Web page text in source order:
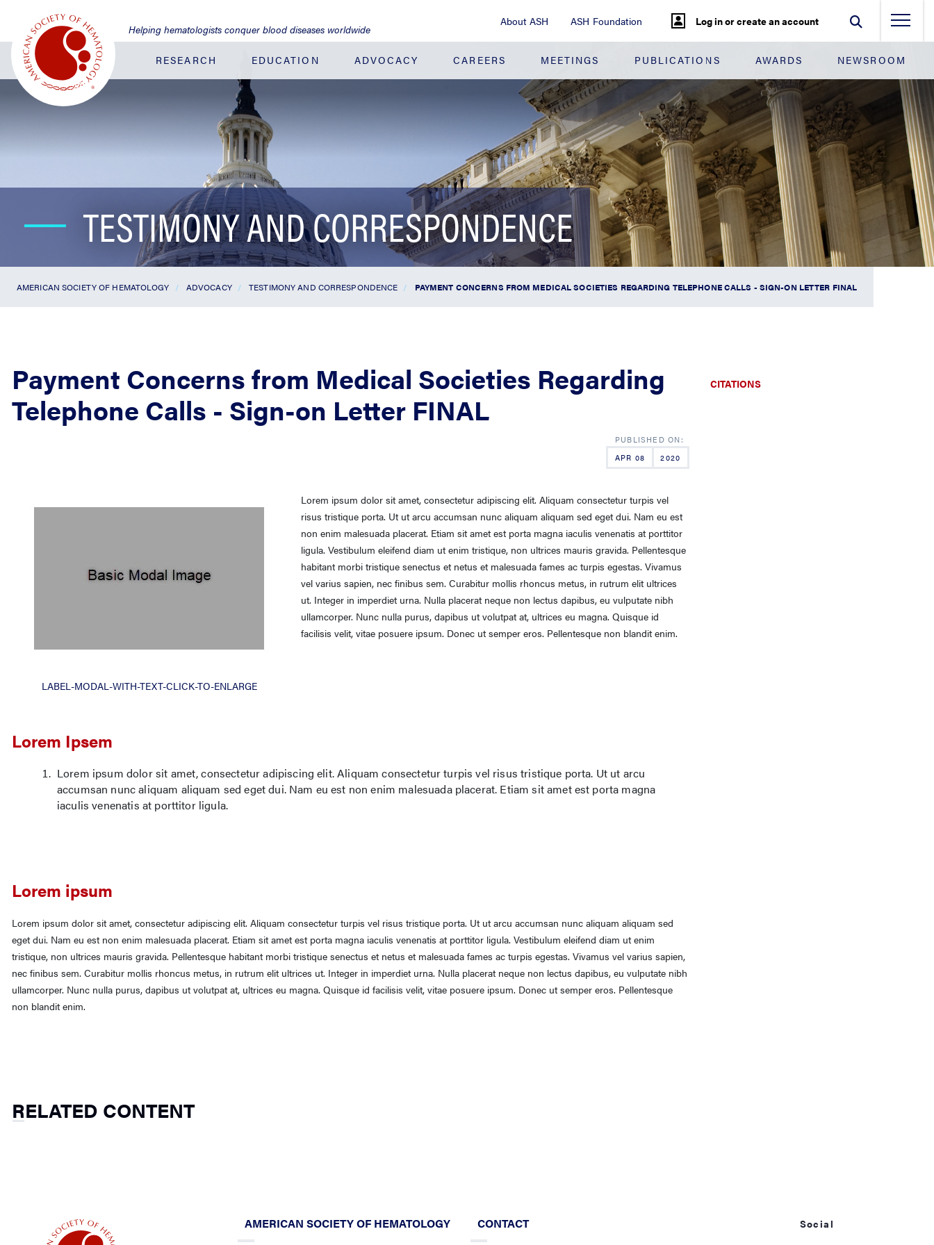
Main
Content
About ASH ASH Foundation Log in or create an account
Helping hematologists conquer blood diseases worldwide
RESEARCH EDUCATION ADVOCACY CAREERS MEETINGS PUBLICATIONS AWARDS NEWSROOM
TESTIMONY AND CORRESPONDENCE
AMERICAN SOCIETY OF HEMATOLOGY ADVOCACY TESTIMONY AND CORRESPONDENCE PAYMENT CONCERNS FROM MEDICAL SOCIETIES REGARDING TELEPHONE CALLS - SIGN-ON LETTER FINAL
Payment Concerns from Medical Societies Regarding
Telephone Calls - Sign-on Letter FINAL
APR 08 2020
LABEL-MODAL-WITH-TEXT-CLICK-TO-ENLARGE
Lorem ipsum dolor sit amet, consectetur adipiscing elit. Aliquam consectetur turpis vel
risus tristique porta. Ut ut arcu accumsan nunc aliquam aliquam sed eget dui. Nam eu est
non enim malesuada placerat. Etiam sit amet est porta magna iaculis venenatis at porttitor
ligula. Vestibulum eleifend diam ut enim tristique, non ultrices mauris gravida. Pellentesque
habitant morbi tristique senectus et netus et malesuada fames ac turpis egestas. Vivamus
vel varius sapien, nec finibus sem. Curabitur mollis rhoncus metus, in rutrum elit ultrices
ut. Integer in imperdiet urna. Nulla placerat neque non lectus dapibus, eu vulputate nibh
ullamcorper. Nunc nulla purus, dapibus ut volutpat at, ultrices eu magna. Quisque id
facilisis velit, vitae posuere ipsum. Donec ut semper eros. Pellentesque non blandit enim.
Lorem Ipsem
Lorem ipsum dolor sit amet, consectetur adipiscing elit. Aliquam consectetur turpis vel risus tristique porta. Ut ut arcu
accumsan nunc aliquam aliquam sed eget dui. Nam eu est non enim malesuada placerat. Etiam sit amet est porta magna
iaculis venenatis at porttitor ligula.
Lorem ipsum
Lorem ipsum dolor sit amet, consectetur adipiscing elit. Aliquam consectetur turpis vel risus tristique porta. Ut ut arcu accumsan nunc aliquam aliquam sed
eget dui. Nam eu est non enim malesuada placerat. Etiam sit amet est porta magna iaculis venenatis at porttitor ligula. Vestibulum eleifend diam ut enim
tristique, non ultrices mauris gravida. Pellentesque habitant morbi tristique senectus et netus et malesuada fames ac turpis egestas. Vivamus vel varius sapien,
nec finibus sem. Curabitur mollis rhoncus metus, in rutrum elit ultrices ut. Integer in imperdiet urna. Nulla placerat neque non lectus dapibus, eu vulputate nibh
ullamcorper. Nunc nulla purus, dapibus ut volutpat at, ultrices eu magna. Quisque id facilisis velit, vitae posuere ipsum. Donec ut semper eros. Pellentesque
non blandit enim.
CITATIONS
RELATED CONTENT
AMERICAN SOCIETY OF HEMATOLOGY CONTACT Social